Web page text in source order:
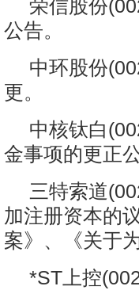
荣信股份
公告。
中环股份
更。
中核钛白
金事项的更正公
三特索道
加注册资本的
案》、《关于
*ST上控